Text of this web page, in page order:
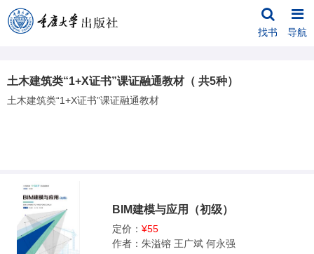
找书 导航
土木建筑类“1+X证书”课证融通教材（ 共5种）
土木建筑类“1+X证书”课证融通教材
BIM建模与应用（初级）
定价： ¥55
作者：朱溢镕 王广斌 何永强